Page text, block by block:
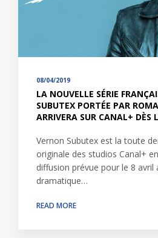
08/04/2019
LA NOUVELLE SÉRIE
SUBUTEX PORTÉE PAR
ARRIVERA SUR CANAL+ DÈS
Vernon Subutex est la toute
originale des studios Canal+
diffusion prévue pour le 8 avril
dramatique…
READ MORE